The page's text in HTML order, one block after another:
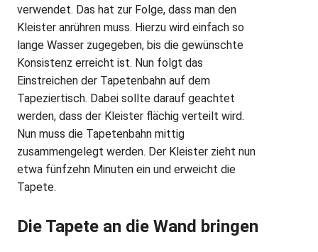
verwendet. Das hat zur Folge, dass man den
Kleister anrühren muss. Hierzu wird einfach so
lange Wasser zugegeben, bis die gewünschte
Konsistenz erreicht ist. Nun folgt das
Einstreichen der Tapetenbahn auf dem
Tapeziertisch. Dabei sollte darauf geachtet
werden, dass der Kleister flächig verteilt wird.
Nun muss die Tapetenbahn mittig
zusammengelegt werden. Der Kleister zieht nun
etwa fünfzehn Minuten ein und erweicht die
Tapete.
Die Tapete an die Wand bringen